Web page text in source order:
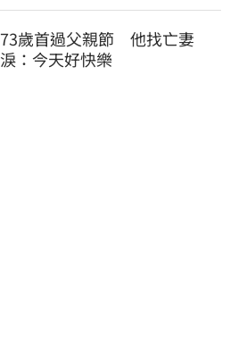
73歲首過父親節　他找亡妻
淚：今天好快樂